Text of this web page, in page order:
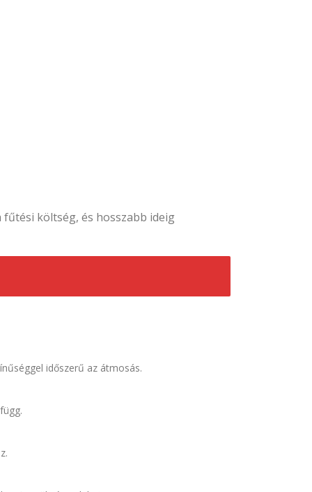
költség, és hosszabb ideig
időszerű az átmosás.